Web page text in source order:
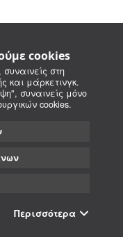
cookies
στη
και μάρκετινγκ.
συναινείς μόνο
cookies.
Περισσότερα